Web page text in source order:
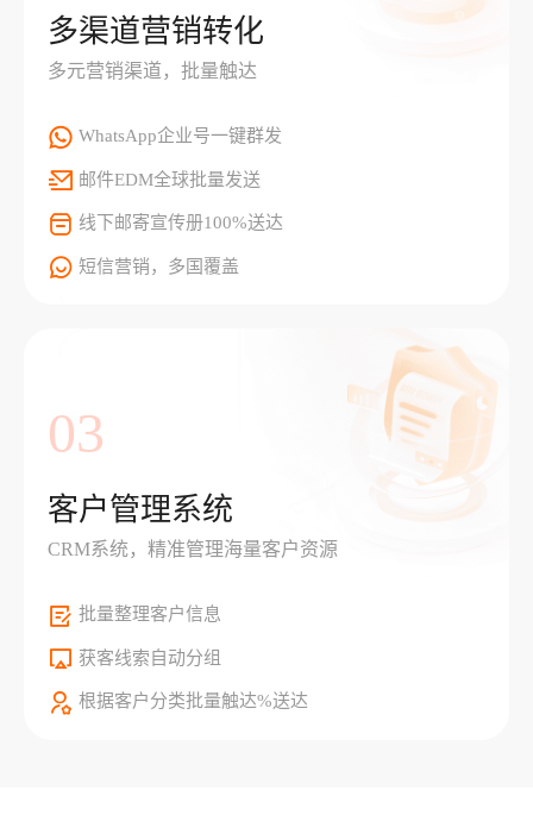
多渠道营销转化
多元营销渠道，批量触达
WhatsApp企业号一键群发
邮件EDM全球批量发送
线下邮寄宣传册100%送达
短信营销，多国覆盖
03
客户管理系统
CRM系统，精准管理海量客户资源
批量整理客户信息
获客线索自动分组
根据客户分类批量触达%送达